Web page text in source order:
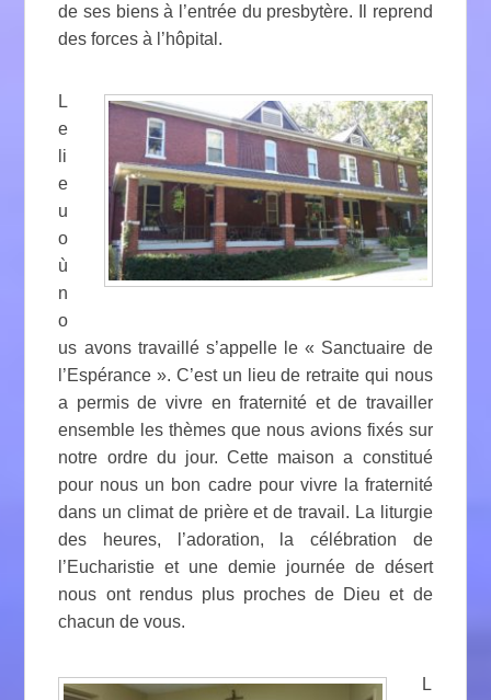
de ses biens à l’entrée du presbytère. Il reprend
des forces à l’hôpital.
L
e
li
e
u
o
ù
n
o
us avons travaillé s’appelle le « Sanctuaire de
l’Espérance ». C’est un lieu de retraite qui nous
a permis de vivre en fraternité et de travailler
ensemble les thèmes que nous avions fixés sur
notre ordre du jour. Cette maison a constitué
pour nous un bon cadre pour vivre la fraternité
dans un climat de prière et de travail. La liturgie
des heures, l’adoration, la célébration de
l’Eucharistie et une demie journée de désert
nous ont rendus plus proches de Dieu et de
chacun de vous.
L